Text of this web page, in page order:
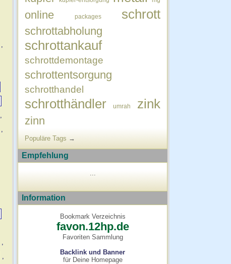
,
,
,
,
,
online packages schrott
schrottabholung
schrottankauf
schrottdemontage
schrottentsorgung
schrotthandel
schrotthändler umrah zink
zinn
Populäre Tags →
Empfehlung
Information
Bookmark Verzeichnis
favon.12hp.de
Favoriten Sammlung
Backlink und Banner
für Deine Homepage